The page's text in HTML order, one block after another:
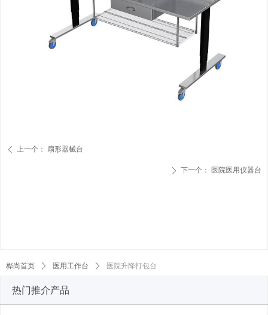
桦尚首页 ꄲ 医用工作台 ꄲ 医院升降打包台
ꄴ 上一个： 扇形器械台
ꄲ 下一个： 医院医用仪器台
热门推介产品